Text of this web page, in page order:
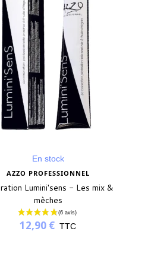
En stock
AZZO PROFESSIONNEL
Lumini'sens - Les mix &
mèches
12,90 € TTC